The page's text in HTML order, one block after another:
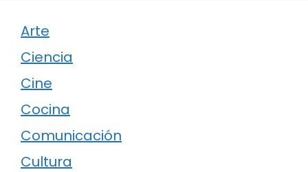
Arte
Ciencia
Cine
Cocina
Comunicación
Cultura